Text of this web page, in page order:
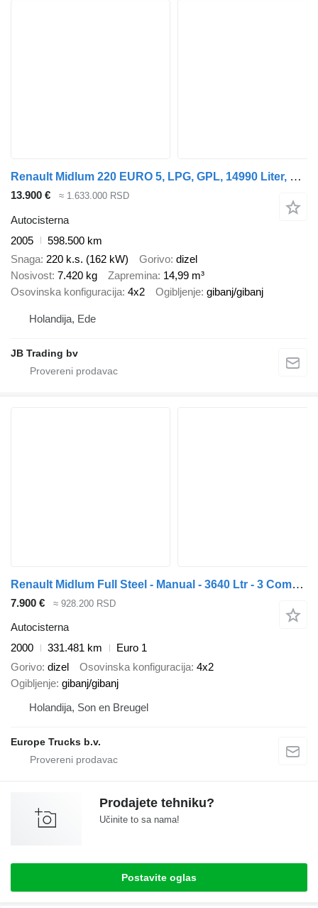
Renault Midlum 220 EURO 5, LPG, GPL, 14990 Liter, Telma
13.900 € ≈ 1.633.000 RSD
Autocisterna
2005
598.500 km
Snaga 220 k.s. (162 kW) Gorivo dizel
Nosivost 7.420 kg Zapremina 14,99 m³
Osovinska konfiguracija 4x2 Ogibljenje gibanj/gibanj
Holandija, Ede
JB Trading bv
Renault Midlum Full Steel - Manual - 3640 Ltr - 3 Compartiments
7.900 € ≈ 928.200 RSD
Autocisterna
2000
331.481 km
Euro 1
Gorivo dizel Osovinska konfiguracija 4x2
Ogibljenje gibanj/gibanj
Holandija, Son en Breugel
Europe Trucks b.v.
Prodajete tehniku?
Učinite to sa nama!
Postavite oglas